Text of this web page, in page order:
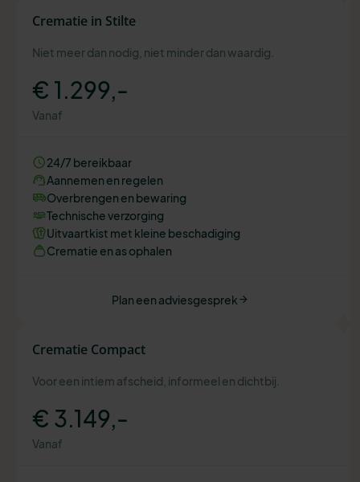
Crematie in Stilte
Niet meer dan nodig, niet minder dan waardig.
€ 1.299,-
Vanaf
24/7 bereikbaar
Aannemen en regelen
Overbrengen en bewaring
Technische verzorging
Uitvaartkist met kleine beschadiging
Crematie en as ophalen
Plan een adviesgesprek
Crematie Compact
Voor een intiem afscheid, informeel en dichtbij.
€ 3.149,-
Vanaf